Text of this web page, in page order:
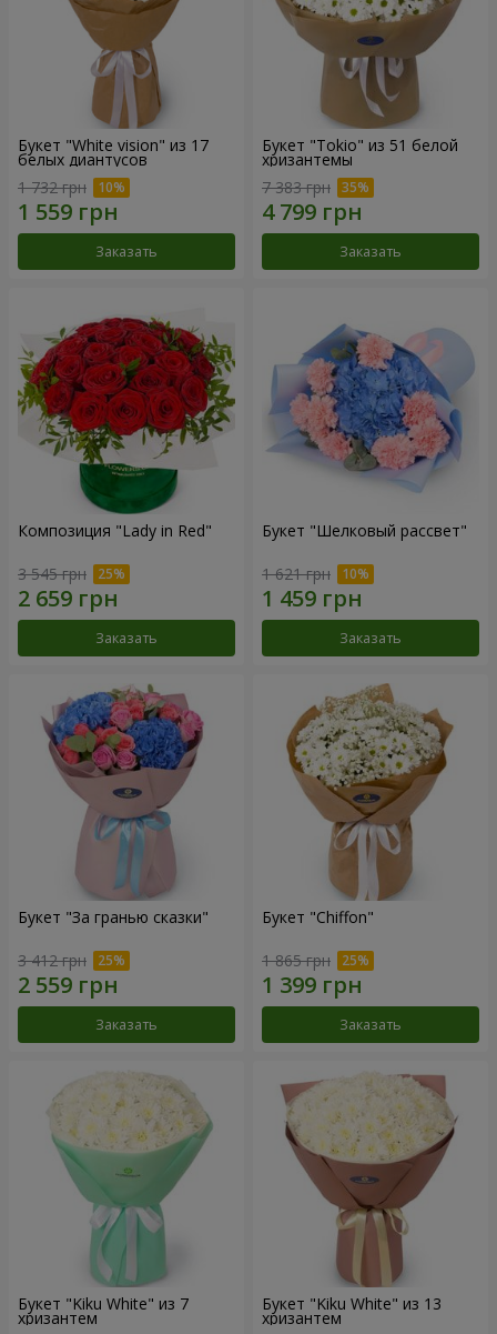
Букет "White vision" из 17
белых диантусов
1 732 грн
Заказать
Букет "Tokio" из 51 белой
хризантемы
7 383 грн
Заказать
Композиция "Lady in Red"
3 545 грн
Заказать
Букет "Шелковый рассвет"
1 621 грн
Заказать
Букет "За гранью сказки"
3 412 грн
Заказать
Букет "Chiffon"
1 865 грн
Заказать
Букет "Kiku White" из 7
хризантем
Букет "Kiku White" из 13
хризантем